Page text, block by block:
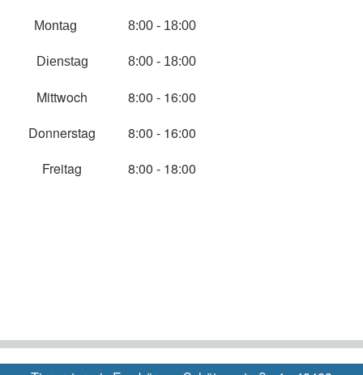
Montag 8:00 - 18:00
Dienstag 8:00 - 18:00
Mittwoch
8:00 - 16:00
Donnerstag
8:00 - 16:00
Freitag
8:00 - 18:00